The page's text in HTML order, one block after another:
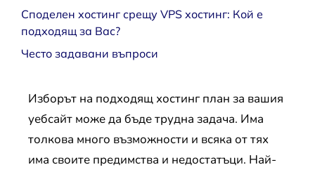
Споделен хостинг срещу VPS хостинг: Кой е
подходящ за Вас?
Често задавани въпроси
Изборът на подходящ хостинг план за вашия
уебсайт може да бъде трудна задача. Има
толкова много възможности и всяка от тях
има своите предимства и недостатъци. Най-